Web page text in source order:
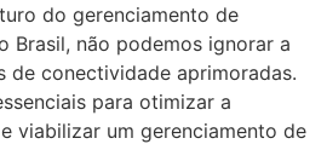
do gerenciamento de
Brasil, não podemos ignorar a
de conectividade aprimoradas.
para otimizar a
viabilizar um gerenciamento de